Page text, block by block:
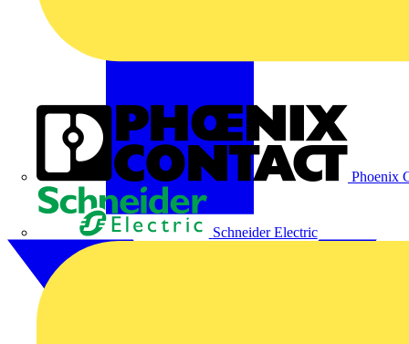
Phoenix
Schneider Electric